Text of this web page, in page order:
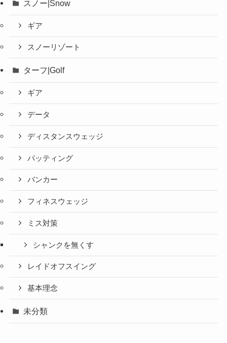
スノー|Snow
ギア
スノーリゾート
ターフ|Golf
ギア
データ
ディスタンスウェッジ
パッティング
バンカー
フィネスウェッジ
ミス対策
シャンクを無くす
レイドオフスイング
基本理念
未分類